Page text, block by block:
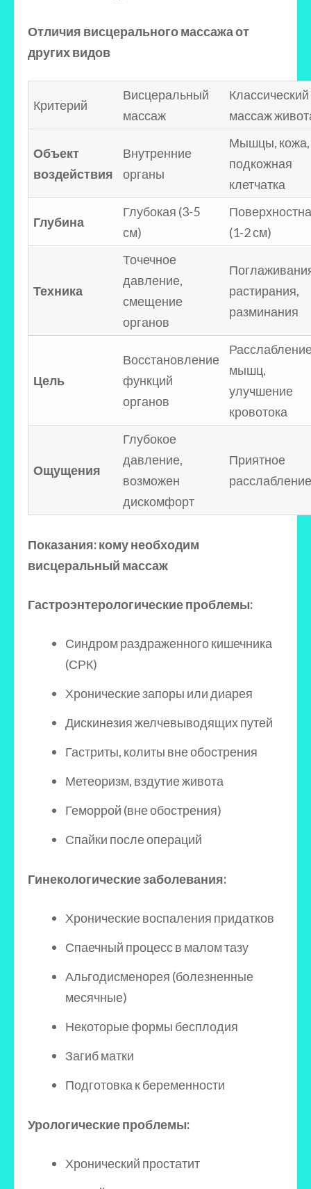
Отличия висцерального массажа от
других видов
Критерий
Висцеральный
массаж
Классический
массаж
Объект
воздействия
Внутренние
органы
Мышцы, кожа,
подкожная
клетчатка
Глубина
Глубокая (3-5
см)
(1-2 см)
Техника
Точечное
давление,
смещение
органов
растирания,
разминания
Цель
Восстановление
функций
органов
мышц,
улучшение
кровотока
Ощущения
Глубокое
давление,
возможен
дискомфорт
Приятное
расслабление
Показания: кому необходим
висцеральный массаж
Гастроэнтерологические проблемы:
Синдром раздраженного кишечника
(СРК)
Хронические запоры или диарея
Дискинезия желчевыводящих путей
Гастриты, колиты вне обострения
Метеоризм, вздутие живота
Геморрой (вне обострения)
Спайки после операций
Гинекологические заболевания:
Хронические воспаления придатков
Спаечный процесс в малом тазу
Альгодисменорея (болезненные
месячные)
Некоторые формы бесплодия
Загиб матки
Подготовка к беременности
Урологические проблемы:
Хронический простатит